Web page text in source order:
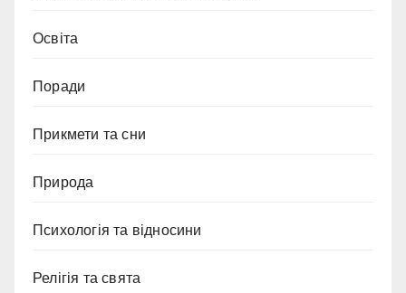
Освіта
Поради
Прикмети та сни
Природа
Психологія та відносини
Релігія та свята